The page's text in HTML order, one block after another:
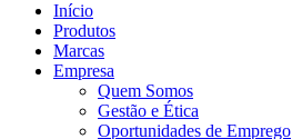
Início
Produtos
Marcas
Empresa
Quem Somos
Gestão e Ética
Oportunidades de Emprego